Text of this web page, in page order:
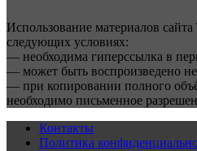
Использование материалов
следующих условиях:
— необходима гиперссылка в
— может быть воспроизведено не
— при копировании полного
необходимо письменное
Контакты
Политика